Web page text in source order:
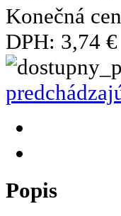
Konečná
DPH: 3,74 €
Popis